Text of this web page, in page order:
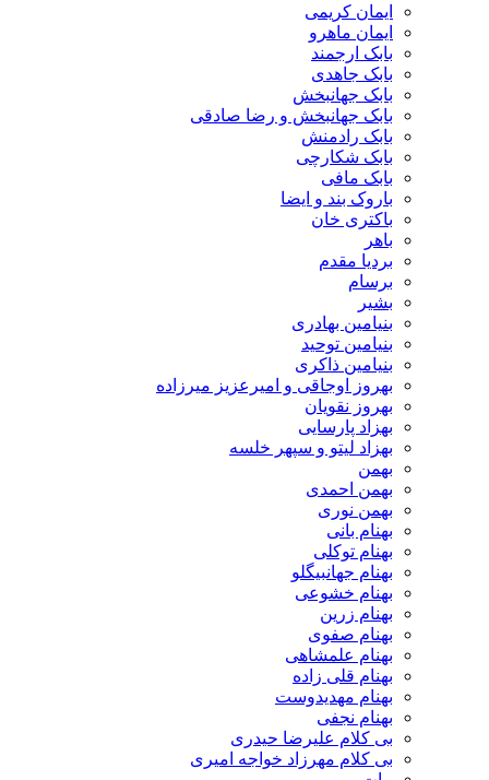
ایمان کریمی
ایمان ماهرو
بابک ارجمند
بابک جاهدی
بابک جهانبخش
بابک جهانبخش و رضا صادقی
بابک رادمنش
بابک شکارچی
بابک مافی
باروک بند و ایضا
باکتری خان
باهر
بردیا مقدم
برسام
بشیر
بنیامین بهادری
بنیامین توحید
بنیامین ذاکری
بهروز اوجاقی و امیرعزیز میرزاده
بهروز نقویان
بهزاد پارسایی
بهزاد لیتو و سپهر خلسه
بهمن
بهمن احمدی
بهمن نوری
بهنام بانی
بهنام توکلی
بهنام جهانبیگلو
بهنام خشوعی
بهنام زرین
بهنام صفوی
بهنام علمشاهی
بهنام قلی زاده
بهنام مهدیدوست
بهنام نجفی
بی کلام علیرضا حیدری
بی کلام مهرزاد خواجه امیری